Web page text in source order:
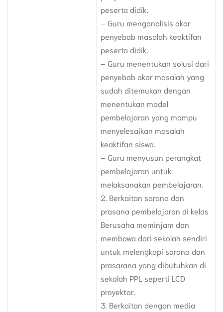
peserta didik.
– Guru menganalisis akar
penyebab masalah keaktifan
peserta didik.
– Guru menentukan solusi dari
penyebab akar masalah yang
sudah ditemukan dengan
menentukan model
pembelajaran yang mampu
menyelesaikan masalah
keaktifan siswa.
– Guru menyusun perangkat
pembelajaran untuk
melaksanakan pembelajaran.
2. Berkaitan sarana dan
prasana pembelajaran di kelas
Berusaha meminjam dan
membawa dari sekolah sendiri
untuk melengkapi sarana dan
prasarana yang dibutuhkan di
sekolah PPL seperti LCD
proyektor.
3. Berkaitan dengan media